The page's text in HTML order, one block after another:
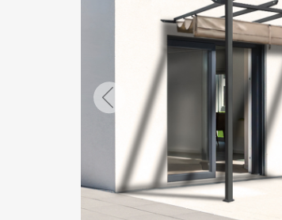
Previous